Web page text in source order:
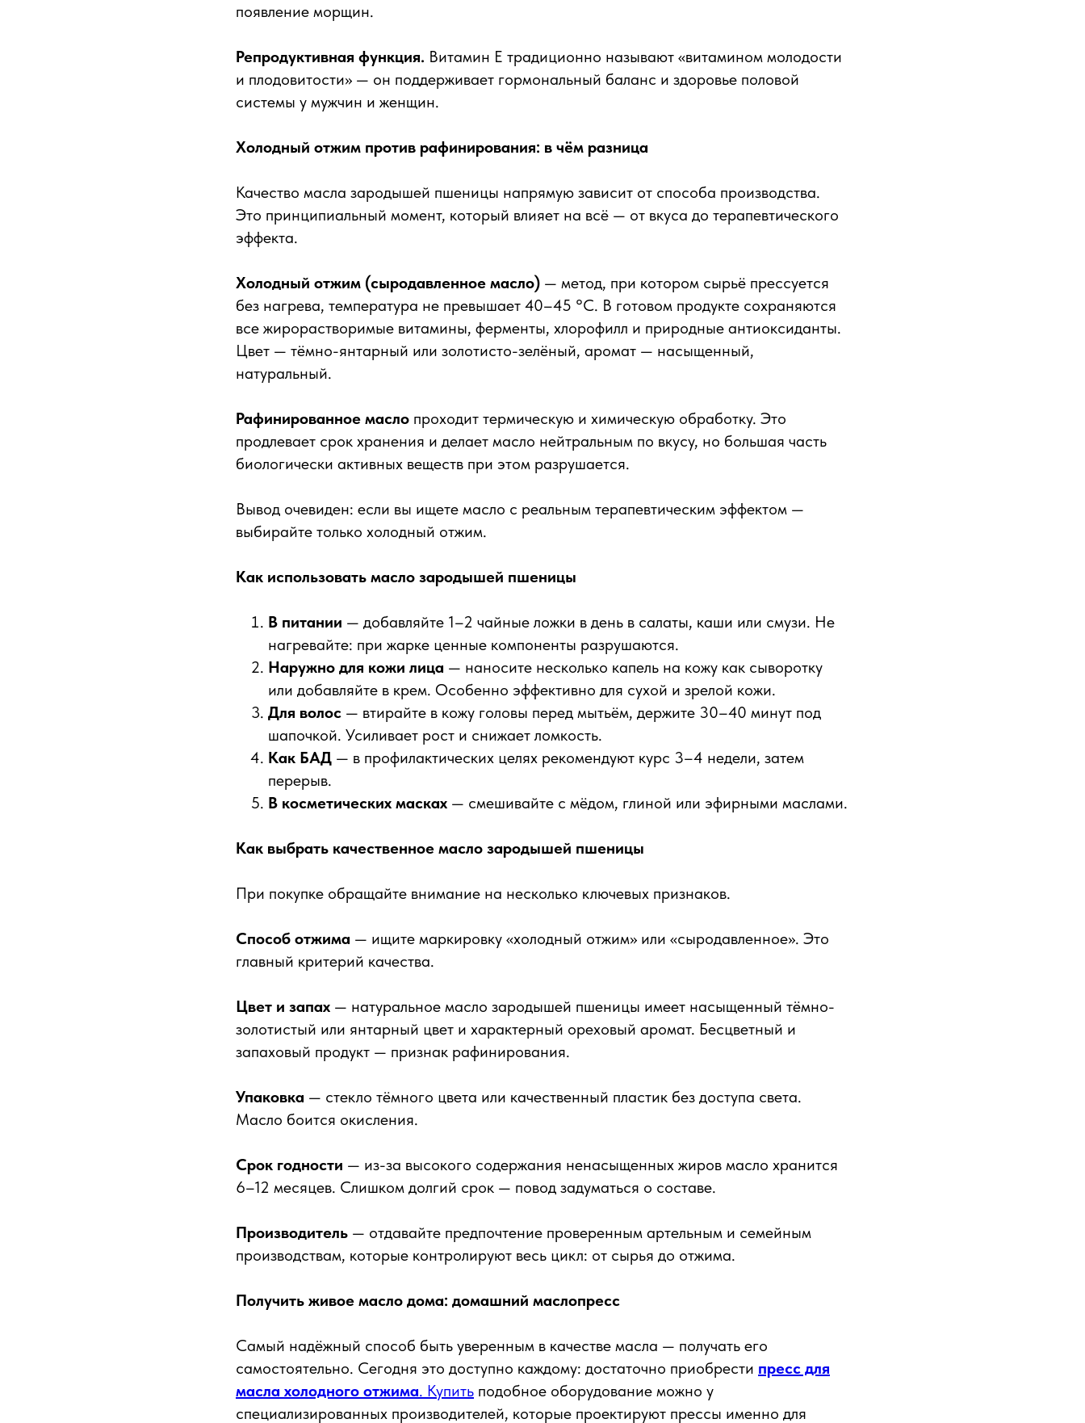
появление морщин.
Репродуктивная функция. Витамин E традиционно называют «витамином молодости
и плодовитости» — он поддерживает гормональный баланс и здоровье половой
системы у мужчин и женщин.
Холодный отжим против рафинирования: в чём разница
Качество масла зародышей пшеницы напрямую зависит от способа производства.
Это принципиальный момент, который влияет на всё — от вкуса до терапевтического
эффекта.
Холодный отжим (сыродавленное масло) — метод, при котором сырьё прессуется
без нагрева, температура не превышает 40–45 °C. В готовом продукте сохраняются
все жирорастворимые витамины, ферменты, хлорофилл и природные антиоксиданты.
Цвет — тёмно-янтарный или золотисто-зелёный, аромат — насыщенный,
натуральный.
Рафинированное масло проходит термическую и химическую обработку. Это
продлевает срок хранения и делает масло нейтральным по вкусу, но большая часть
биологически активных веществ при этом разрушается.
Вывод очевиден: если вы ищете масло с реальным терапевтическим эффектом —
выбирайте только холодный отжим.
Как использовать масло зародышей пшеницы
В питании — добавляйте 1–2 чайные ложки в день в салаты, каши или смузи. Не
нагревайте: при жарке ценные компоненты разрушаются.
Наружно для кожи лица — наносите несколько капель на кожу как сыворотку
или добавляйте в крем. Особенно эффективно для сухой и зрелой кожи.
Для волос — втирайте в кожу головы перед мытьём, держите 30–40 минут под
шапочкой. Усиливает рост и снижает ломкость.
Как БАД — в профилактических целях рекомендуют курс 3–4 недели, затем
перерыв.
В косметических масках — смешивайте с мёдом, глиной или эфирными маслами.
Как выбрать качественное масло зародышей пшеницы
При покупке обращайте внимание на несколько ключевых признаков.
Способ отжима — ищите маркировку «холодный отжим» или «сыродавленное». Это
главный критерий качества.
Цвет и запах — натуральное масло зародышей пшеницы имеет насыщенный тёмно-
золотистый или янтарный цвет и характерный ореховый аромат. Бесцветный и
запаховый продукт — признак рафинирования.
Упаковка — стекло тёмного цвета или качественный пластик без доступа света.
Масло боится окисления.
Срок годности — из-за высокого содержания ненасыщенных жиров масло хранится
6–12 месяцев. Слишком долгий срок — повод задуматься о составе.
Производитель — отдавайте предпочтение проверенным артельным и семейным
производствам, которые контролируют весь цикл: от сырья до отжима.
Получить живое масло дома: домашний маслопресс
Самый надёжный способ быть уверенным в качестве масла — получать его
самостоятельно. Сегодня это доступно каждому: достаточно приобрести пресс для
масла холодного отжима. Купить подобное оборудование можно у
специализированных производителей, которые проектируют прессы именно для